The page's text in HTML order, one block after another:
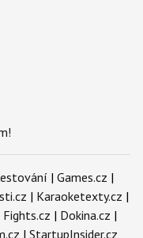
| Games.cz |
| Karaoketexty.cz |
Fights.cz | Dokina.cz |
| StartupInsider.cz